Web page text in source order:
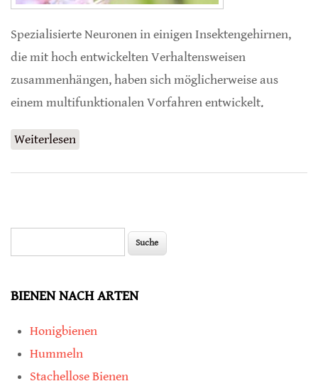
Spezialisierte Neuronen in einigen Insektengehirnen,
die mit hoch entwickelten Verhaltensweisen
zusammenhängen, haben sich möglicherweise aus
einem multifunktionalen Vorfahren entwickelt.
Weiterlesen
BIENEN NACH ARTEN
Honigbienen
Hummeln
Stachellose Bienen